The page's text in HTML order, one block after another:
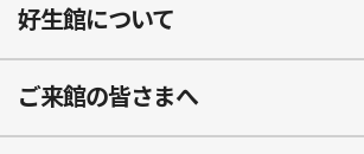
好生館について
ご来館の皆さまへ